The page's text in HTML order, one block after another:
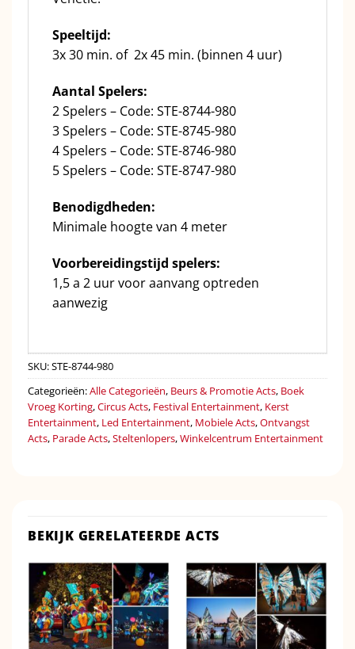
Speeltijd:
3x 30 min. of 2x 45 min. (binnen 4 uur)
Aantal Spelers:
2 Spelers – Code: STE-8744-980
3 Spelers – Code: STE-8745-980
4 Spelers – Code: STE-8746-980
5 Spelers – Code: STE-8747-980
Benodigdheden:
Minimale hoogte van 4 meter
Voorbereidingstijd spelers:
1,5 a 2 uur voor aanvang optreden
aanwezig
SKU:STE-8744-980
Categorieën:Alle Categorieën, Beurs & Promotie Acts, Boek
Vroeg Korting,Circus Acts, Festival Entertainment, Kerst
Entertainment, Led Entertainment, Mobiele Acts,Ontvangst
Acts, Parade Acts,Steltenlopers,Winkelcentrum Entertainment
BEKIJK GERELATEERDE ACTS